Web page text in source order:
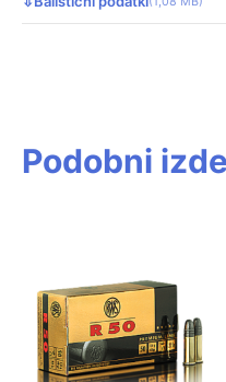
Podobni